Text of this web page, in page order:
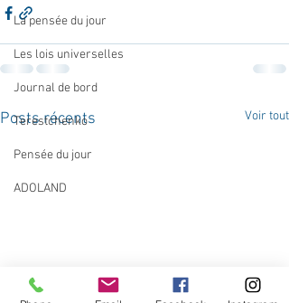
La pensée du jour
Les lois universelles
Journal de bord
Terestchenko
Pensée du jour
ADOLAND
Posts récents Voir tout